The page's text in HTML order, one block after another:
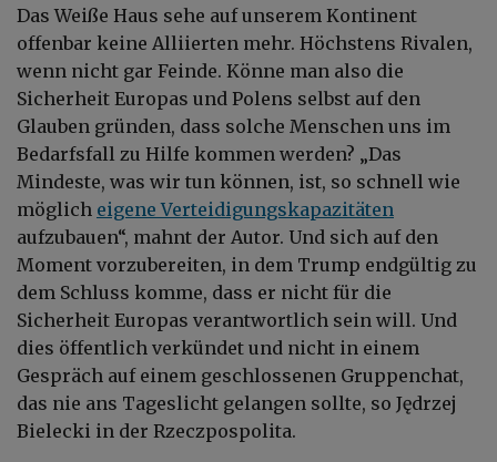
Das Weiße Haus sehe auf unserem Kontinent
offenbar keine Alliierten mehr. Höchstens Rivalen,
wenn nicht gar Feinde. Könne man also die
Sicherheit Europas und Polens selbst auf den
Glauben gründen, dass solche Menschen uns im
Bedarfsfall zu Hilfe kommen werden? „Das
Mindeste, was wir tun können, ist, so schnell wie
möglich eigene Verteidigungskapazitäten
aufzubauen“, mahnt der Autor. Und sich auf den
Moment vorzubereiten, in dem Trump endgültig zu
dem Schluss komme, dass er nicht für die
Sicherheit Europas verantwortlich sein will. Und
dies öffentlich verkündet und nicht in einem
Gespräch auf einem geschlossenen Gruppenchat,
das nie ans Tageslicht gelangen sollte, so Jędrzej
Bielecki in der Rzeczpospolita.